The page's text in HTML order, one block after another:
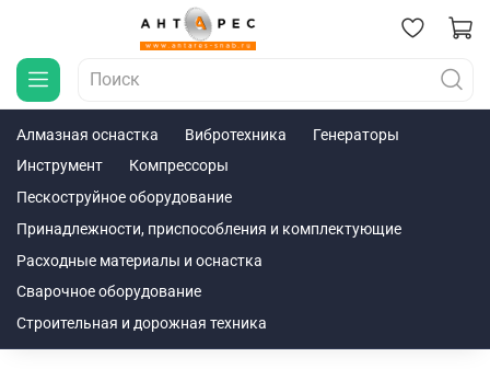
Алмазная оснастка Вибротехника
Генераторы
Инструмент
Компрессоры
Пескоструйное оборудование
Принадлежности, приспособления и комплектующие
Расходные материалы и оснастка
Сварочное оборудование
Строительная и дорожная техника